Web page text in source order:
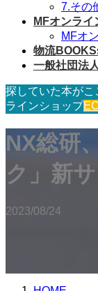
7.その
MFオンライ
MFオ
物流BOOKS
一般社団法
探していた本が
ラインショップ
NX総研
ク」新
2023/08/24